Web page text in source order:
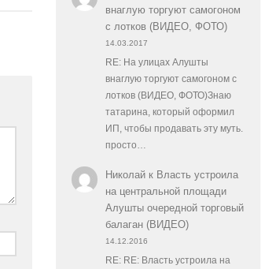
внаглую торгуют самогоном
с лотков (ВИДЕО, ФОТО)
14.03.2017
RE: На улицах Алушты
внаглую торгуют самогоном с
лотков (ВИДЕО, ФОТО)Знаю
татарина, который оформил
ИП, чтобы продавать эту муть.
просто…
Николайк Власть устроила
на центральной площади
Алушты очередной торговый
балаган (ВИДЕО)
14.12.2016
RE: RE: Власть устроила на